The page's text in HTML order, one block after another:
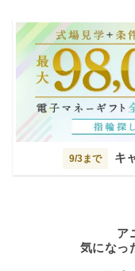
9/3まで キ
ア
気になっ